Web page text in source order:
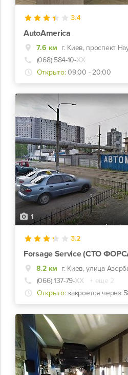
3.4
AutoAmerica
7.6 км
(068) 584-10-ХХ
Открыто: 09:00 - 20:00
1
3.2
Forsage Service (СТО
8.2 км г. Киев, улица
(066) 137-79-ХХ
+ еще 2
Открыто: закроется через